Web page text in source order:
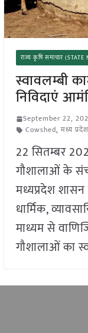
राज्य कृषि समाचार (STATE
स्वावलम्बी
निविदाएं
September 22,
Cowshed, मध्य प्रदेश
22 सितम्बर
गौशालाओं के
मध्यप्रदेश शासन
धार्मिक,
माध्यम से
गौशालाओं का